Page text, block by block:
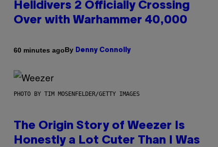
Helldivers 2 Officially Crossing
Over with Warhammer 40,000
60 minutes agoBy Denny Connolly
PHOTO BY TIM MOSENFELDER/GETTY IMAGES
The Origin Story of Weezer Is
Honestly a Lot Cuter Than I Was